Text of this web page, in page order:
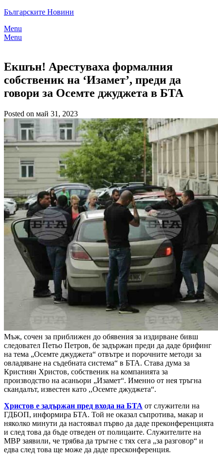
Skip
content
Българските Новини
Menu
Menu
Екшън! Арестуваха формалния
собственик на ‘Изамет’, преди да
говори за Осемте джуджета в БТА
Posted on май 31, 2023
Мъж, сочен за приближен до обявения за издирване бивш
следовател Петьо Петров, бе задържан преди да даде брифинг
на тема „Осемте джуджета“ отвътре и порочните методи за
овладяване на съдебната система“ в БТА. Става дума за
Кристиян Христов, собственик на компанията за
производство на асаньори „Изамет“. Именно от нея тръгна
скандалът, известен като ,,Осемте джуджета“.
Христов е задържан пред входа на БТА от служители на
ГДБОП, информира БТА. Той не оказал съпротива, макар и
няколко минути да настоявал първо да даде преконференцията
и след това да бъде отведен от полицаите. Служителите на
МВР заявили, че трябва да тръгне с тях сега „за разговор“ и
едва след това ще може да даде пресконференция.